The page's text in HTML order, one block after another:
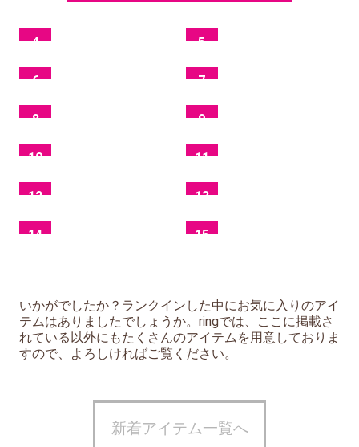
4 5
6 7
8 9
10 11
12 13
14 15
いかがでしたか？ランクインした中にお気に入りのアイ
テムはありましたでしょうか。ringでは、ここに掲載さ
れている以外にもたくさんのアイテムを用意しておりま
すので、よろしければご覧ください。
新着アイテム一覧へ